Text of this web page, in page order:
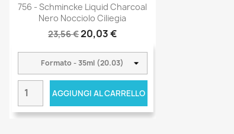
756 - Schmincke Liquid Charcoal
Nero Nocciolo Ciliegia
23,56 €20,03 €
AGGIUNGI AL CARRELLO